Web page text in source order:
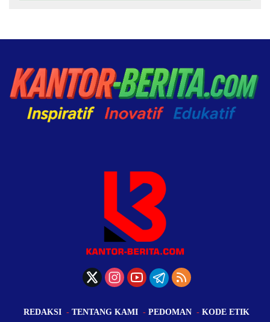
REDAKSI TENTANG KAMI PEDOMAN KODE ETIK